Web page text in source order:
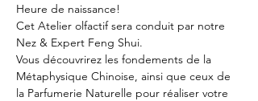
Heure de naissance!
Cet Atelier olfactif sera conduit par notre
Nez & Expert Feng Shui.
Vous découvrirez les fondements de la
Métaphysique Chinoise, ainsi que ceux de
la Parfumerie Naturelle pour réaliser votre